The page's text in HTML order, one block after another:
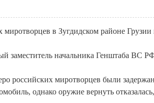
в Зугдидском районе
заместитель начальника Генштаба ВС
российских миротворцев были
однако оружие вернуть